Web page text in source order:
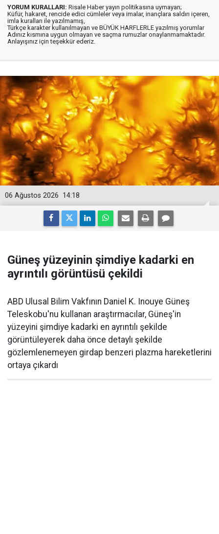
YORUM KURALLARI: Risale Haber yayın politikasına uymayan;
Küfür, hakaret, rencide edici cümleler veya imalar, inançlara saldırı içeren,
imla kuralları ile yazılmamış,
Türkçe karakter kullanılmayan ve BÜYÜK HARFLERLE yazılmış yorumlar
Adınız kısmına uygun olmayan ve saçma rumuzlar onaylanmamaktadır.
Anlayışınız için teşekkür ederiz.
14:18
06 Ağustos 2026
Güneş yüzeyinin şimdiye kadarki en
ayrıntılı görüntüsü çekildi
ABD Ulusal Bilim Vakfının Daniel K. Inouye Güneş
Teleskobu'nu kullanan araştırmacılar, Güneş'in
yüzeyini şimdiye kadarki en ayrıntılı şekilde
görüntüleyerek daha önce detaylı şekilde
gözlemlenemeyen girdap benzeri plazma hareketlerini
ortaya çıkardı